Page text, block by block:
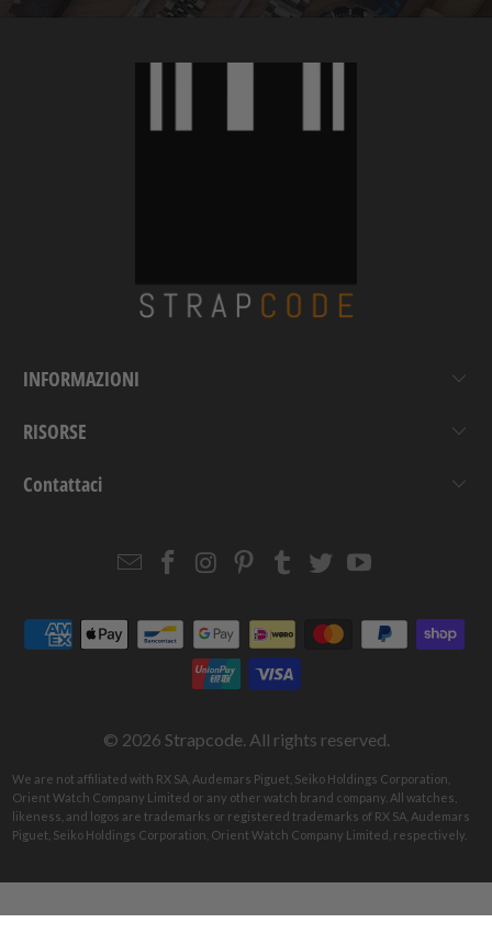
INFORMAZIONI
RISORSE
Contattaci
EmailStrapcode
Facebook
Strapcode
Instagram
Strapcode
Pinterest
Strapcode
Tumblr
Strapcode
TwitterYouTube
© 2026 Strapcode. All rights reserved.
We are not affiliated with RX SA, Audemars Piguet, Seiko Holdings Corporation,
Orient Watch Company Limited or any other watch brand company. All watches,
likeness, and logos are trademarks or registered trademarks of RX SA, Audemars
Piguet, Seiko Holdings Corporation, Orient Watch Company Limited, respectively.